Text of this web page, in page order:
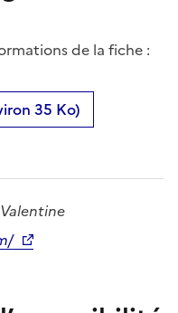
de la fiche :
35 Ko)